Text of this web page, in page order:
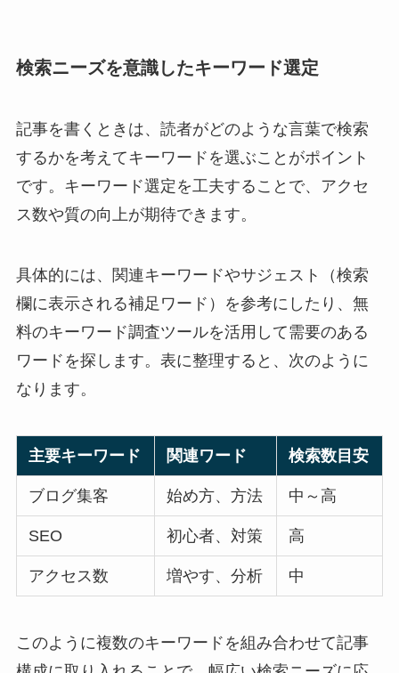
検索ニーズを意識したキーワード選定
記事を書くときは、読者がどのような言葉で検索
するかを考えてキーワードを選ぶことがポイント
です。キーワード選定を工夫することで、アクセ
ス数や質の向上が期待できます。
具体的には、関連キーワードやサジェスト（検索
欄に表示される補足ワード）を参考にしたり、無
料のキーワード調査ツールを活用して需要のある
ワードを探します。表に整理すると、次のように
なります。
主要キーワード 関連ワード 検索数目安
ブログ集客 始め方、方法 中～高
SEO 初心者、対策 高
アクセス数 増やす、分析 中
このように複数のキーワードを組み合わせて記事